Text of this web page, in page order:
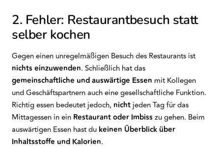
2. Fehler: Restaurantbesuch statt
selber kochen
Gegen einen unregelmäßigen Besuch des Restaurants ist
nichts einzuwenden. Schließlich hat das
gemeinschaftliche und auswärtige Essen mit Kollegen
und Geschäftspartnern auch eine gesellschaftliche Funktion.
Richtig essen bedeutet jedoch, nicht jeden Tag für das
Mittagessen in ein Restaurant oder Imbisszu gehen. Beim
auswärtigen Essen hast du keinen Überblick über
Inhaltsstoffe und Kalorien.